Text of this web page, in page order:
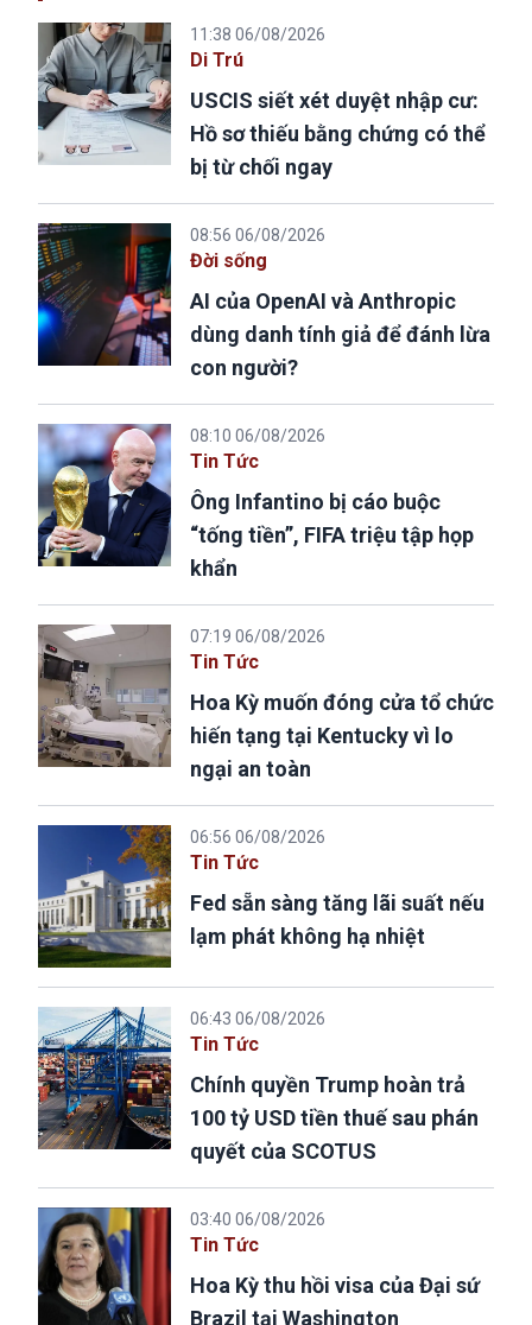
11:38 06/08/2026
Di Trú
USCIS siết xét duyệt nhập cư:
Hồ sơ thiếu bằng chứng có thể
bị từ chối ngay
08:56 06/08/2026
Đời sống
AI của OpenAI và Anthropic
dùng danh tính giả để đánh lừa
con người?
08:10 06/08/2026
Tin Tức
Ông Infantino bị cáo buộc
“tống tiền”, FIFA triệu tập họp
khẩn
07:19 06/08/2026
Tin Tức
Hoa Kỳ muốn đóng cửa tổ chức
hiến tạng tại Kentucky vì lo
ngại an toàn
06:56 06/08/2026
Tin Tức
Fed sẵn sàng tăng lãi suất nếu
lạm phát không hạ nhiệt
06:43 06/08/2026
Tin Tức
Chính quyền Trump hoàn trả
100 tỷ USD tiền thuế sau phán
quyết của SCOTUS
03:40 06/08/2026
Tin Tức
Hoa Kỳ thu hồi visa của Đại sứ
Brazil tại Washington